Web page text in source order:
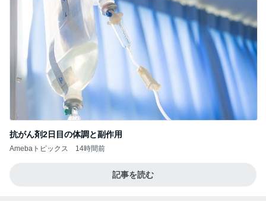
抗がん剤2日目の体調と副作用
Amebaトピックス 14時間前
記事を読む